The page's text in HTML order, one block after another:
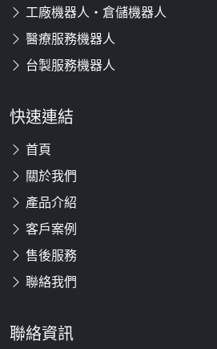
工廠機器人・倉儲機器人
醫療服務機器人
台製服務機器人
快速連結
首頁
關於我們
產品介紹
客戶案例
售後服務
聯絡我們
聯絡資訊